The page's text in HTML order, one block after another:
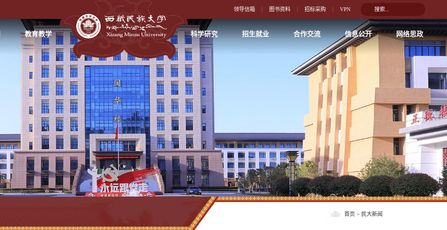
领导信箱 图书资料 招标采购 VPN
教育教学 科学研究 招生就业 合作交流 信息公开 网络思政
首页 > 民大新闻